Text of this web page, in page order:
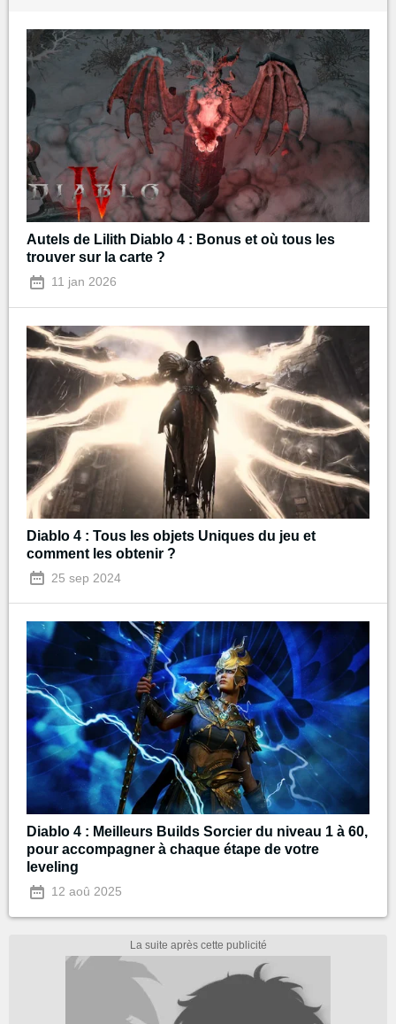
Autels de Lilith Diablo 4 : Bonus et où tous les
trouver sur la carte ?
11 jan 2026
Diablo 4 : Tous les objets Uniques du jeu et
comment les obtenir ?
25 sep 2024
Diablo 4 : Meilleurs Builds Sorcier du niveau 1 à 60,
pour accompagner à chaque étape de votre
leveling
12 aoû 2025